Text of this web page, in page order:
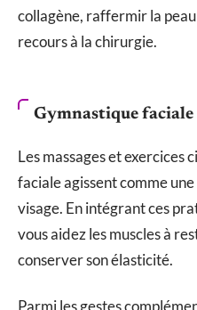
collagène, raffermir la
recours à la chirurgie.
Gymnastique faciale
Les massages et exercices
faciale agissent comme
visage. En intégrant ces
vous aidez les muscles à
conserver son élasticité.
Parmi les gestes